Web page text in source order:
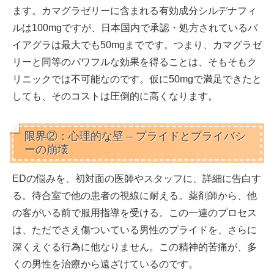
ます。カマグラゼリーに含まれる有効成分シルデナフィ
ルは100mgですが、
日本国内で承認・処方されているバ
イアグラは最大でも50mgまでです。つまり、カマグラゼ
リーと同等のパワフルな効果を得ることは、そもそもク
リニックでは不可能なのです。仮に50mgで満足できたと
しても、そのコストは圧倒的に高くなります。
限界②：心理的な壁 – プライドとプライバシ
ーの崩壊
EDの悩みを、初対面の医師やスタッフに、詳細に告白す
る。待合室で他の患者の視線に耐える。薬剤師から、他
の客がいる前で服用指導を受ける。この一連のプロセス
は、 ただでさえ傷ついている男性のプライドを、さらに
深くえぐる行為に他なりません。この精神的苦痛が、多
くの男性を治療から遠ざけているのです。